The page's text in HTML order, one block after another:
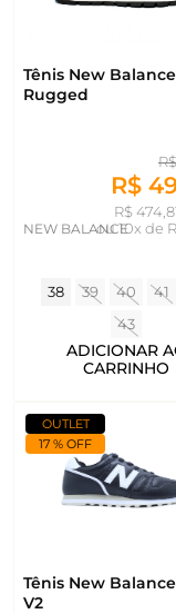
Tênis New
Rugged
R$
R$
ou10x de
NEW BALANCE
38 39 40 41
43
ADICIONAR
CARRINHO
OUTLET
17 % OFF
Tênis New
V2